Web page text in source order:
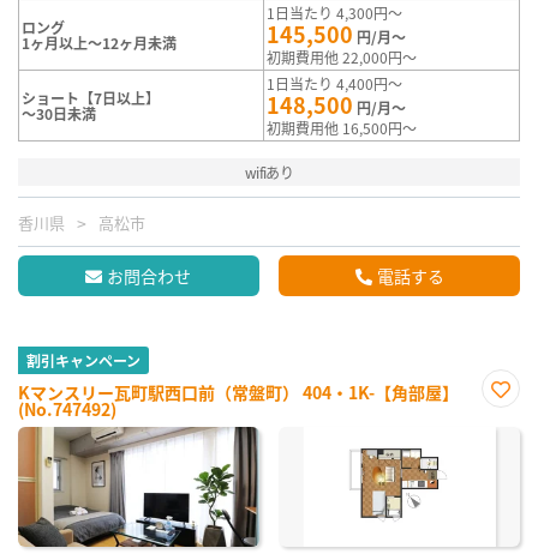
ロング
1ヶ月以上～12ヶ月未満
1日当たり 4,300円～
145,500 円/月～
初期費用他 22,000円～
ショート【7日以上】
～30日未満
1日当たり 4,400円～
148,500 円/月～
初期費用他 16,500円～
wifiあり
香川県 高松市
お問合わせ 電話する
割引キャンペーン
Kマンスリー瓦町駅西口前（常盤町） 404・1K-【角部屋】
(No.747492)
に入